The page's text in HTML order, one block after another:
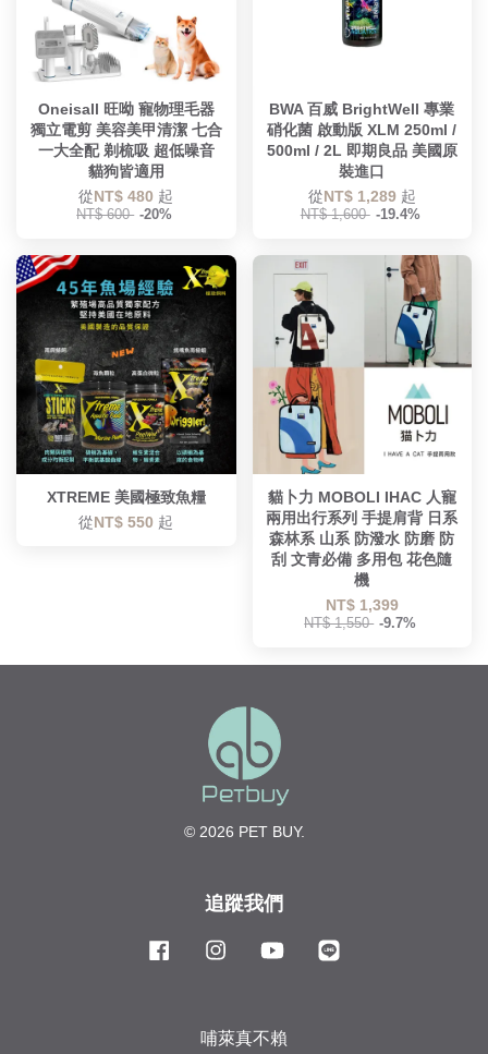
Oneisall 旺呦 寵物理毛器
獨立電剪 美容美甲清潔 七合
一大全配 剃梳吸 超低噪音
貓狗皆適用
從NT$ 480 起
NT$ 600 -20%
BWA 百威 BrightWell 專業
硝化菌 啟動版 XLM 250ml /
500ml / 2L 即期良品 美國原
裝進口
從NT$ 1,289 起
NT$ 1,600 -19.4%
XTREME 美國極致魚糧
從NT$ 550 起
貓卜力 MOBOLI IHAC 人寵
兩用出行系列 手提肩背 日系
森林系 山系 防潑水 防磨 防
刮 文青必備 多用包 花色隨
機
NT$ 1,399
NT$ 1,550 -9.7%
© 2026 PET BUY.
追蹤我們
Facebook Instagram YouTube
哺萊真不賴